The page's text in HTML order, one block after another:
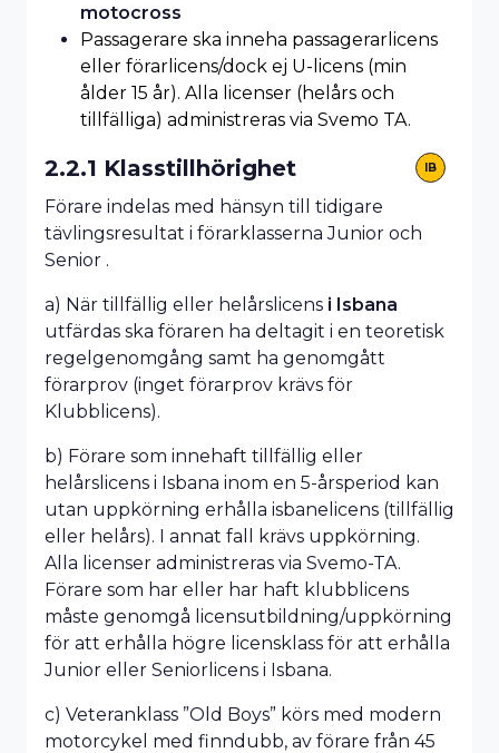
motocross
Passagerare ska inneha passagerarlicens
eller förarlicens/dock ej U-licens (min
ålder 15 år). Alla licenser (helårs och
tillfälliga) administreras via Svemo TA.
2.2.1 Klasstillhörighet IB
Förare indelas med hänsyn till tidigare
tävlingsresultat i förarklasserna Junior och
Senior .
a) När tillfällig eller helårslicens i Isbana
utfärdas ska föraren ha deltagit i en teoretisk
regelgenomgång samt ha genomgått
förarprov (inget förarprov krävs för
Klubblicens).
b) Förare som innehaft tillfällig eller
helårslicens i Isbana inom en 5-årsperiod kan
utan uppkörning erhålla isbanelicens (tillfällig
eller helårs). I annat fall krävs uppkörning.
Alla licenser administreras via Svemo-TA.
Förare som har eller har haft klubblicens
måste genomgå licensutbildning/uppkörning
för att erhålla högre licensklass för att erhålla
Junior eller Seniorlicens i Isbana.
c) Veteranklass ”Old Boys” körs med modern
motorcykel med finndubb, av förare från 45